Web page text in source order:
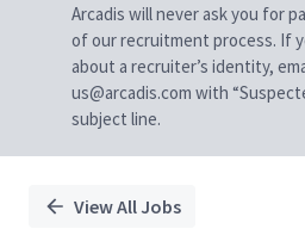
Arcadis will never ask you for
of our recruitment process. If
about a recruiter’s identity,
us@arcadis.com with
subject line.
View All Jobs